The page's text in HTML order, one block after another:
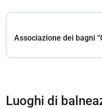
Associazione dei bagni
Luoghi di